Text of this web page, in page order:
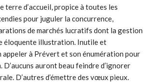
terre d’accueil, propice à toutes les
pour juguler la concurrence,
de marchés lucratifs dont la gestion
éloquente illustration. Inutile et
appeler à Prévert et son énumération pour
D’aucuns auront beau feindre d’ignorer
D’autres d’émettre des vœux pieux.